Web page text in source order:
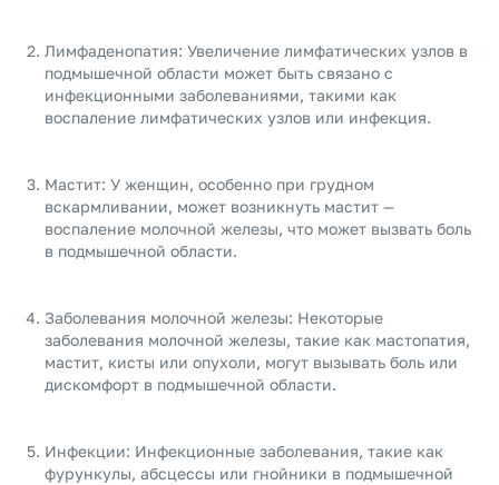
Лимфаденопатия: Увеличение лимфатических узлов в
подмышечной области может быть связано с
инфекционными заболеваниями, такими как
воспаление лимфатических узлов или инфекция.
Мастит: У женщин, особенно при грудном
вскармливании, может возникнуть мастит —
воспаление молочной железы, что может вызвать боль
в подмышечной области.
Заболевания молочной железы: Некоторые
заболевания молочной железы, такие как мастопатия,
мастит, кисты или опухоли, могут вызывать боль или
дискомфорт в подмышечной области.
Инфекции: Инфекционные заболевания, такие как
фурункулы, абсцессы или гнойники в подмышечной